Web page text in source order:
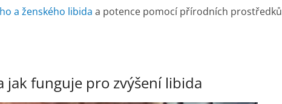
a ženského libida a potence pomocí přírodních prostředků
jak funguje pro zvýšení libida